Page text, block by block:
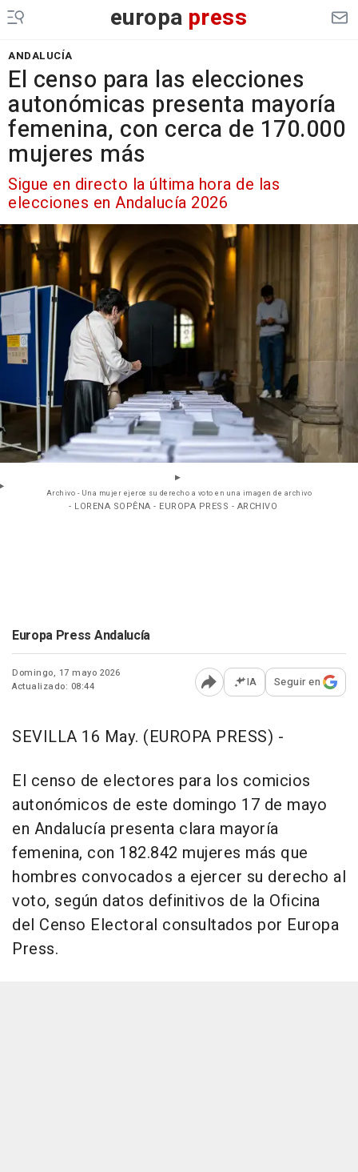
europa press
ANDALUCÍA
El censo para las elecciones
autonómicas presenta mayoría
femenina, con cerca de 170.000
mujeres más
Sigue en directo la última hora de las
elecciones en Andalucía 2026
Archivo - Una mujer ejerce su derecho a voto en una imagen de archivo
- LORENA SOPÊNA - EUROPA PRESS - ARCHIVO
Europa Press Andalucía
Domingo, 17 mayo 2026
Actualizado: 08:44
Abrir opciones para
IA Seguir en
SEVILLA 16 May. (EUROPA PRESS) -
El censo de electores para los comicios
autonómicos de este domingo 17 de mayo
en Andalucía presenta clara mayoría
femenina, con 182.842 mujeres más que
hombres convocados a ejercer su derecho al
voto, según datos definitivos de la Oficina
del Censo Electoral consultados por Europa
Press.